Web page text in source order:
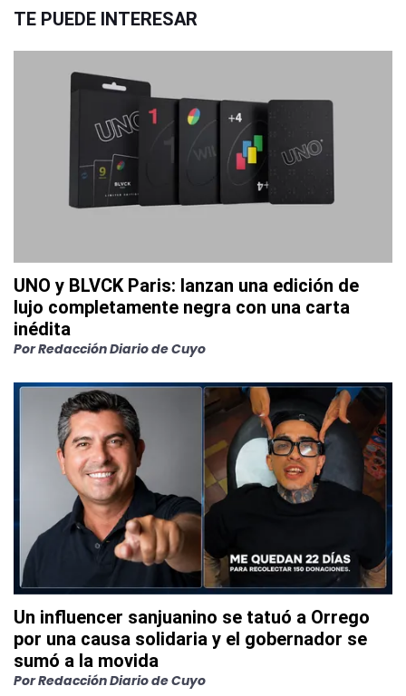
TE PUEDE INTERESAR
UNO y BLVCK Paris: lanzan una edición de
lujo completamente negra con una carta
inédita
PorRedacción Diario de Cuyo
Un influencer sanjuanino se tatuó a Orrego
por una causa solidaria y el gobernador se
sumó a la movida
PorRedacción Diario de Cuyo